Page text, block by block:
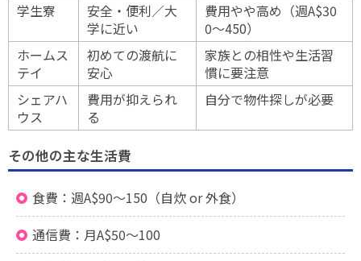
学生寮
安全・便利／大
学に近い
費用やや高め（週A$30
0〜450）
ホームス
テイ
初めての渡航に
安心
家族との相性や生活習
慣に要注意
シェアハ
ウス
費用が抑えられ
る
自分で物件探しが必要
その他の主な生活費
食費：週A$90〜150（自炊 or 外食）
通信費：月A$50〜100